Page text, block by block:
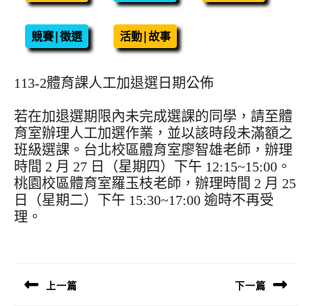
競賽|徵選 活動|故事
113-2體育課人工加退選日期公佈
若在加退選期限內未完成選課的同學，請至體
育室辦理人工加選作業，並以該時段未滿額之
班級選課。台北校區體育室廖智雄老師，辦理
時間 2 月 27 日（星期四）下午 12:15~15:00。
桃園校區體育室羅玉枝老師，辦理時間 2 月 25
日（星期二）下午 15:30~17:00 逾時不再受
理。
導
上一篇 下一篇